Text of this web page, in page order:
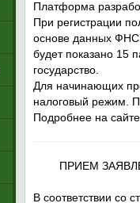
Платформа
При регистрации
основе данных
будет показано 15
государство.
Для начинающих
налоговый режим.
Подробнее на
ПРИЕМ
В соответствии со